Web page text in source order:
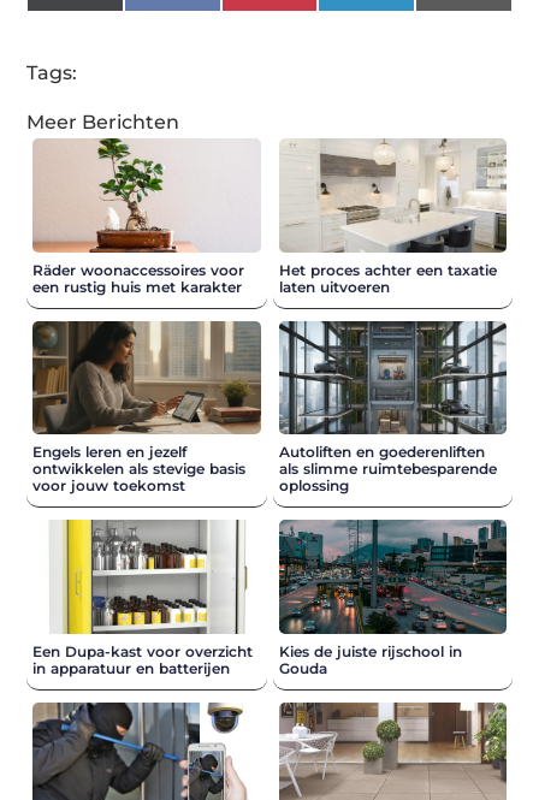
(Twitter)
Tags:
Meer Berichten
Räder woonaccessoires voor
een rustig huis met karakter
Het proces achter een taxatie
laten uitvoeren
Engels leren en jezelf
ontwikkelen als stevige basis
voor jouw toekomst
Autoliften en goederenliften
als slimme ruimtebesparende
oplossing
Een Dupa-kast voor overzicht
in apparatuur en batterijen
Kies de juiste rijschool in
Gouda